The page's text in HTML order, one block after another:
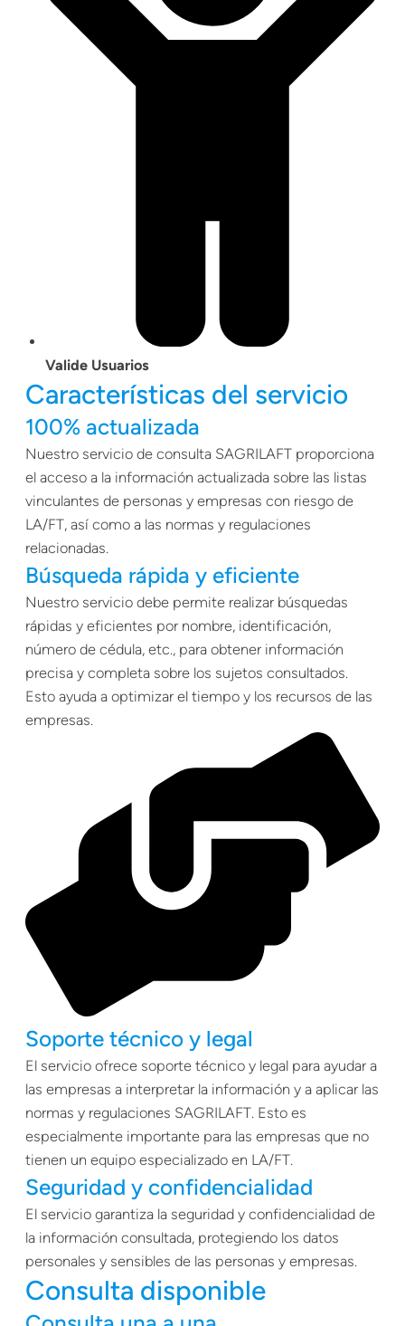
Valide Usuarios
Características del servicio
100% actualizada
Nuestro servicio de consulta SAGRILAFT proporciona
el acceso a la información actualizada sobre las listas
vinculantes de personas y empresas con riesgo de
LA/FT, así como a las normas y regulaciones
relacionadas.
Búsqueda rápida y eficiente
Nuestro servicio debe permite realizar búsquedas
rápidas y eficientes por nombre, identificación,
número de cédula, etc., para obtener información
precisa y completa sobre los sujetos consultados.
Esto ayuda a optimizar el tiempo y los recursos de las
empresas.
Soporte técnico y legal
El servicio ofrece soporte técnico y legal para ayudar a
las empresas a interpretar la información y a aplicar las
normas y regulaciones SAGRILAFT. Esto es
especialmente importante para las empresas que no
tienen un equipo especializado en LA/FT.
Seguridad y confidencialidad
El servicio garantiza la seguridad y confidencialidad de
la información consultada, protegiendo los datos
personales y sensibles de las personas y empresas.
Consulta disponible